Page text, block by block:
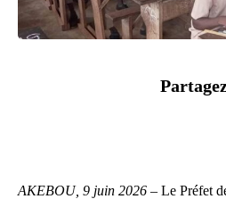
AKEBOU, 9 juin 2026 – Le Préfet